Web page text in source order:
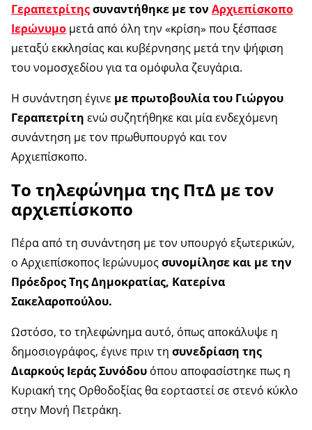
Γεραπετρίτηςσυναντήθηκε με τον Αρχιεπίσκοπο
Ιερώνυμο μετά από όλη την «κρίση» που ξέσπασε
μεταξύ εκκλησίας και κυβέρνησης μετά την ψήφιση
του νομοσχεδίου για τα ομόφυλα ζευγάρια.
Η συνάντηση έγινε με πρωτοβουλία του Γιώργου
Γεραπετρίτη ενώ συζητήθηκε και μία ενδεχόμενη
συνάντηση με τον πρωθυπουργό και τον
Αρχιεπίσκοπο.
Το τηλεφώνημα της ΠτΔ με τον
αρχιεπίσκοπο
Πέρα από τη συνάντηση με τον υπουργό εξωτερικών,
ο Αρχιεπίσκοπος Ιερώνυμοςσυνομίλησε και με την
Πρόεδρος Της Δημοκρατίας, Κατερίνα
Σακελαροπούλου.
Ωστόσο, το τηλεφώνημα αυτό, όπως αποκάλυψε η
δημοσιογράφος, έγινε πριν τη συνεδρίαση της
Διαρκούς Ιεράς Συνόδου όπου αποφασίστηκε πως η
Κυριακή της Ορθοδοξίας θα εορταστεί σε στενό κύκλο
στην Μονή Πετράκη.